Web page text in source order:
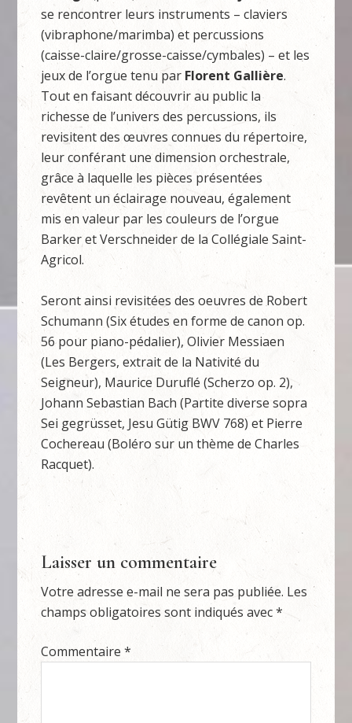
se rencontrer leurs instruments – claviers
(vibraphone/marimba) et percussions
(caisse-claire/grosse-caisse/cymbales) – et les
jeux de l’orgue tenu par Florent Gallière.
Tout en faisant découvrir au public la
richesse de l’univers des percussions, ils
revisitent des œuvres connues du répertoire,
leur conférant une dimension orchestrale,
grâce à laquelle les pièces présentées
revêtent un éclairage nouveau, également
mis en valeur par les couleurs de l’orgue
Barker et Verschneider de la Collégiale Saint-
Agricol.
Seront ainsi revisitées des oeuvres de Robert
Schumann (Six études en forme de canon op.
56 pour piano-pédalier), Olivier Messiaen
(Les Bergers, extrait de la Nativité du
Seigneur), Maurice Duruflé (Scherzo op. 2),
Johann Sebastian Bach (Partite diverse sopra
Sei gegrüsset, Jesu Gütig BWV 768) et Pierre
Cochereau (Boléro sur un thème de Charles
Racquet).
Laisser un commentaire
Votre adresse e-mail ne sera pas publiée. Les
champs obligatoires sont indiqués avec*
Commentaire*